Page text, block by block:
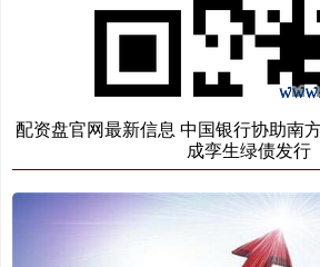
配资盘官网最新信息 中国银行协助南
成孪生绿债发行